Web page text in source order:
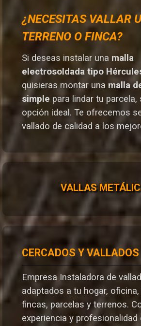
¿NECESITAS VALLAR
TERRENO O FINCA?
Si deseas instalar una malla
electrosoldada tipo
quisieras montar una malla
simple para lindar tu
opción ideal. Te ofrecemos
vallado de calidad a los
VALLAS
CERCADOS Y VALLADOS
Empresa Instaladora de
adaptados a tu hogar,
fincas, parcelas y terrenos.
experiencia y profesionalidad